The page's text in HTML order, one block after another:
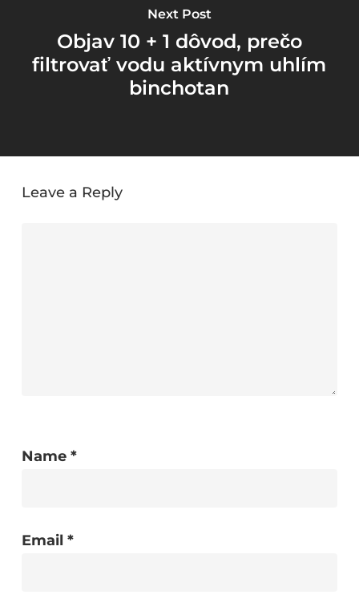
Next Post
Objav 10 + 1 dôvod, prečo
filtrovať vodu aktívnym uhlím
binchotan
Leave a Reply
Name *
Email *